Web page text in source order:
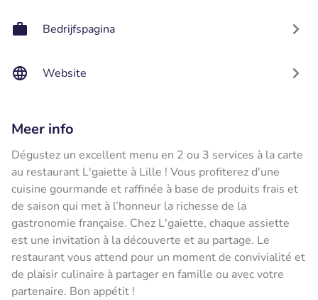
Bedrijfspagina
Website
Meer info
Dégustez un excellent menu en 2 ou 3 services à la carte
au restaurant L'gaiette à Lille ! Vous profiterez d'une
cuisine gourmande et raffinée à base de produits frais et
de saison qui met à l’honneur la richesse de la
gastronomie française. Chez L'gaiette, chaque assiette
est une invitation à la découverte et au partage. Le
restaurant vous attend pour un moment de convivialité et
de plaisir culinaire à partager en famille ou avec votre
partenaire. Bon appétit !